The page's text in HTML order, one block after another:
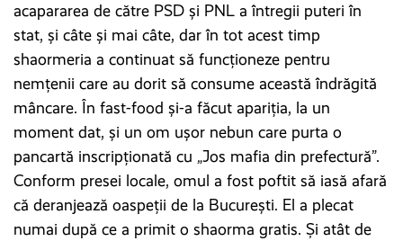
acapararea de către PSD și PNL a întregii puteri în
stat, și câte și mai câte, dar în tot acest timp
shaormeria a continuat să funcționeze pentru
nemțenii care au dorit să consume această îndrăgită
mâncare. În fast-food și-a făcut apariția, la un
moment dat, și un om ușor nebun care purta o
pancartă inscripționată cu „Jos mafia din prefectură”.
Conform presei locale, omul a fost poftit să iasă afară
că deranjează oaspeții de la București. El a plecat
numai după ce a primit o shaorma gratis. Și atât de